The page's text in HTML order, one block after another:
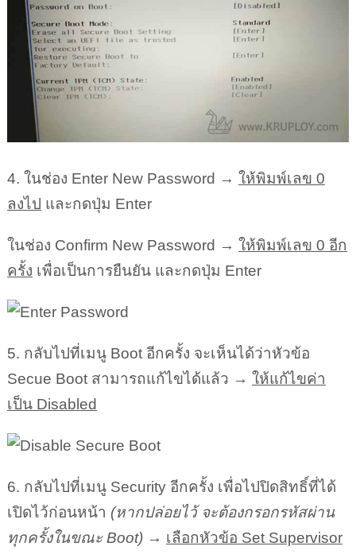
4. ในช่อง Enter New Password → ให้พิมพ์เลข 0
ลงไป และกดปุ่ม Enter
ในช่อง Confirm New Password → ให้พิมพ์เลข 0 อีก
ครั้ง เพื่อเป็นการยืนยัน และกดปุ่ม Enter
5. กลับไปที่เมนู Boot อีกครั้ง จะเห็นได้ว่าหัวข้อ
Secue Boot สามารถแก้ไขได้แล้ว → ให้แก้ไขค่า
เป็น Disabled
6. กลับไปที่เมนู Security อีกครั้ง เพื่อไปปิดสิทธิ์ที่ได้
เปิดไว้ก่อนหน้า (หากปล่อยไว้ จะต้องกรอกรหัสผ่าน
ทุกครั้งในขณะ Boot)→ เลือกหัวข้อ Set Supervisor